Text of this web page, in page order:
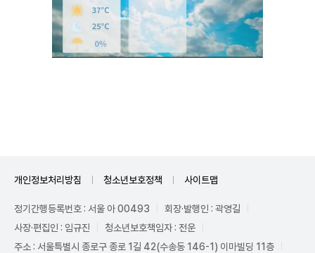
개인정보처리방침 청소년보호정책 사이트맵
정기간행등록번호 : 서울 아 00493
회장·발행인 : 곽영길
사장·편집인 : 임규진
청소년보호책임자 : 전운
주소 : 서울특별시 종로구 종로 1길 42(수송동 146-1) 이마빌딩 11층